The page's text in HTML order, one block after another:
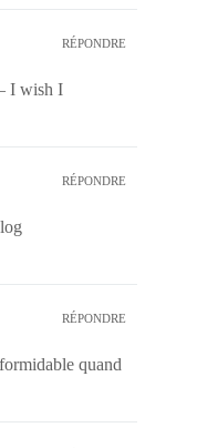
RÉPONDRE
I wish I
RÉPONDRE
RÉPONDRE
quand